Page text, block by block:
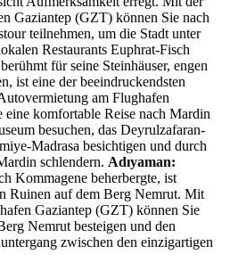
Gaziantep (GZT) können Sie nach
teilnehmen, um die Stadt unter
Restaurants Euphrat-Fisch
für seine Steinhäuser, engen
ist eine der beeindruckendsten
am Flughafen
komfortable Reise nach Mardin
besuchen, das Deyrulzafaran-
Madrasa besichtigen und durch
schlendern. Adıyaman:
Kommagene beherbergte, ist
Ruinen auf dem Berg Nemrut. Mit
Gaziantep (GZT) können Sie
Nemrut besteigen und den
zwischen den einzigartigen